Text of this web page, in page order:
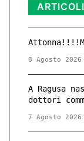
8 Agosto 2026
A Ragusa
dottori
7 Agosto 2026